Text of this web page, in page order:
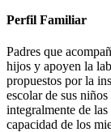
Perfil Familiar
Padres que
hijos y apoyen la
propuestos por la
escolar de sus
integralmente de
capacidad de los